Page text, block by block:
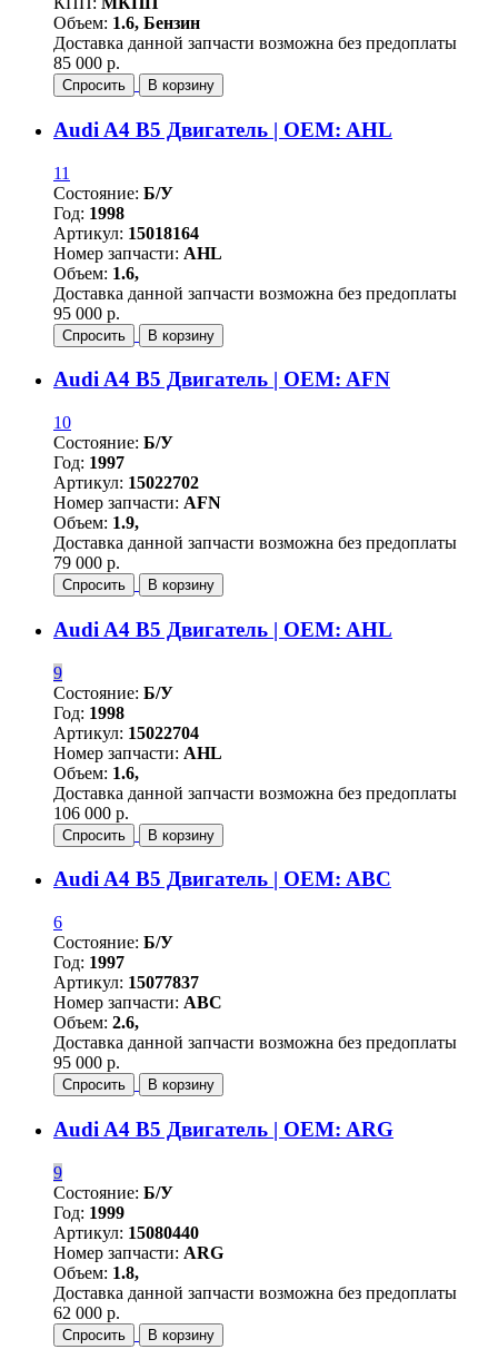
Объем: 1.6, Бензин
Доставка данной запчасти возможна без предоплаты
85 000 р.
Спросить В корзину
Audi A4 B5 Двигатель | OEM: AHL
11
Состояние: Б/У
Год: 1998
Артикул: 15018164
Номер запчасти: AHL
Объем: 1.6,
Доставка данной запчасти возможна без предоплаты
95 000 р.
Спросить В корзину
Audi A4 B5 Двигатель | OEM: AFN
10
Состояние: Б/У
Год: 1997
Артикул: 15022702
Номер запчасти: AFN
Объем: 1.9,
Доставка данной запчасти возможна без предоплаты
79 000 р.
Спросить В корзину
Audi A4 B5 Двигатель | OEM: AHL
9
Состояние: Б/У
Год: 1998
Артикул: 15022704
Номер запчасти: AHL
Объем: 1.6,
Доставка данной запчасти возможна без предоплаты
106 000 р.
Спросить В корзину
Audi A4 B5 Двигатель | OEM: ABC
6
Состояние: Б/У
Год: 1997
Артикул: 15077837
Номер запчасти: ABC
Объем: 2.6,
Доставка данной запчасти возможна без предоплаты
95 000 р.
Спросить В корзину
Audi A4 B5 Двигатель | OEM: ARG
9
Состояние: Б/У
Год: 1999
Артикул: 15080440
Номер запчасти: ARG
Объем: 1.8,
Доставка данной запчасти возможна без предоплаты
62 000 р.
Спросить В корзину